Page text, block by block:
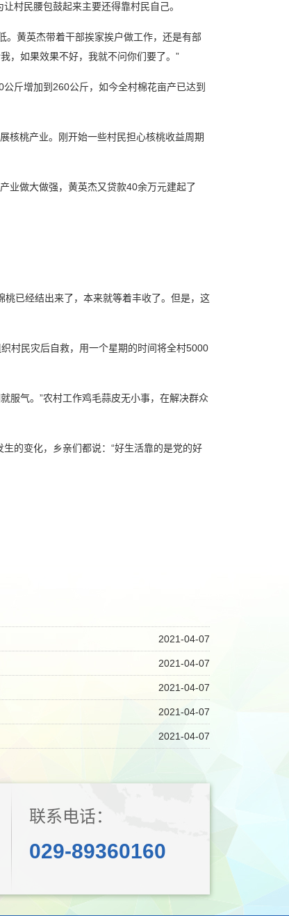
村民腰包鼓起来主要还得靠村民自己。
。黄英杰带着干部挨家挨户做工作，还是有部
，如果效果不好，我就不问你们要了。”
斤增加到260公斤，如今全村棉花亩产已达到
核桃产业。刚开始一些村民担心核桃收益周期
业做大做强，黄英杰又贷款40余万元建起了
已经结出来了，本来就等着丰收了。但是，这
村民灾后自救，用一个星期的时间将全村5000
服气。”农村工作鸡毛蒜皮无小事，在解决群众
的变化，乡亲们都说：“好生活靠的是党的好
2021-04-07
2021-04-07
2021-04-07
2021-04-07
2021-04-07
联系电话：
029-89360160